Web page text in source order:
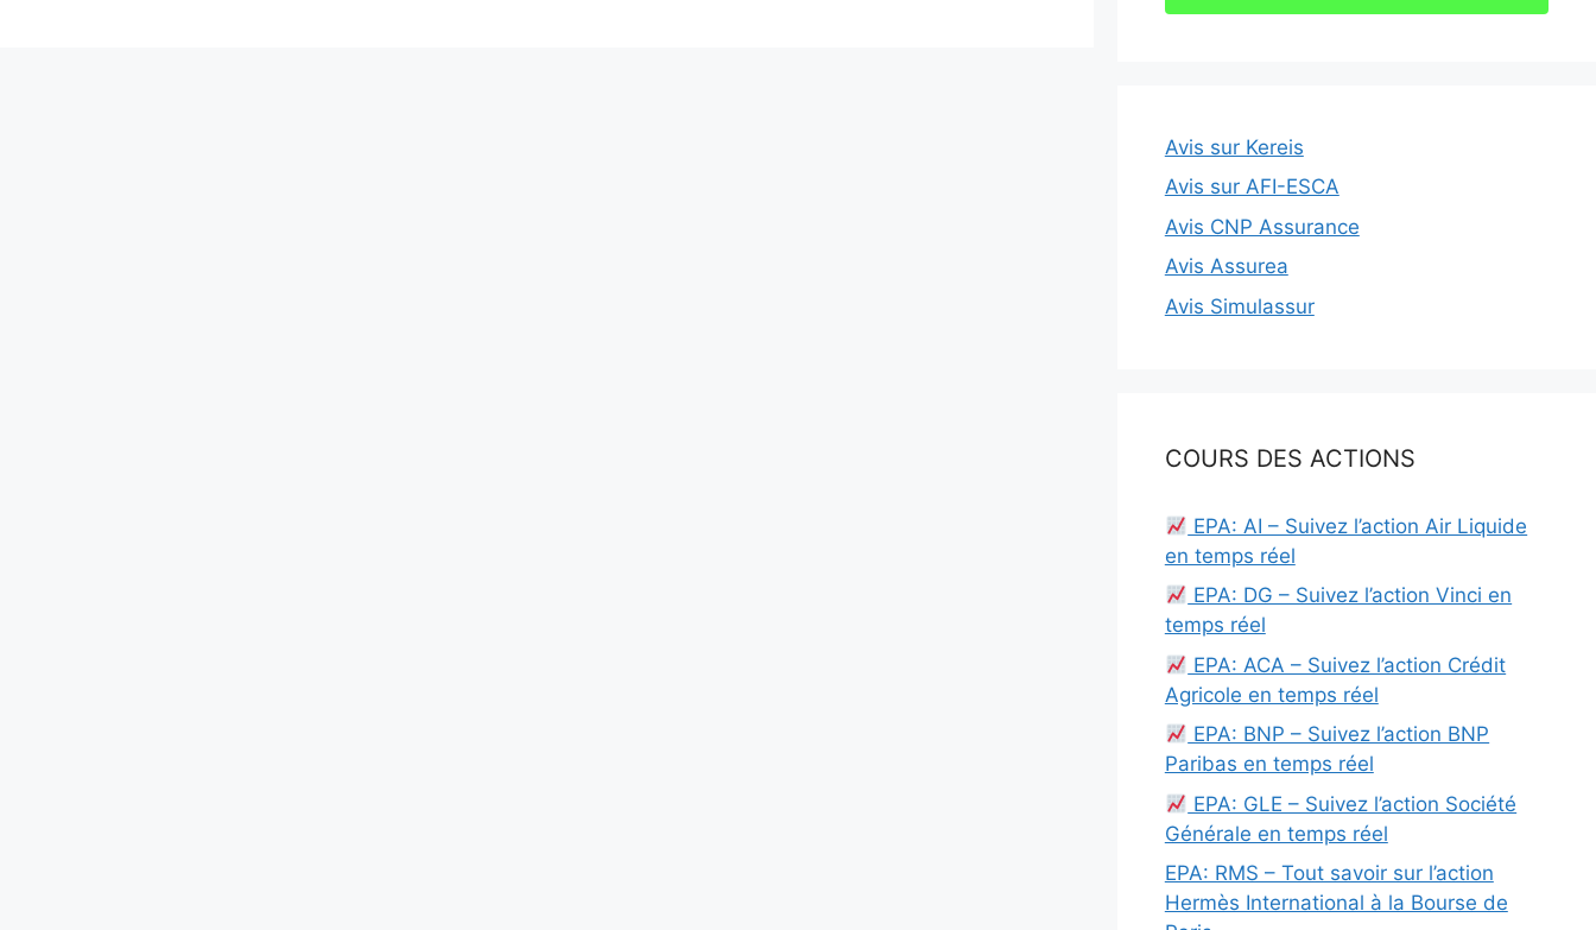
Avis sur Kereis
Avis sur AFI-ESCA
Avis CNP Assurance
Avis Assurea
Avis Simulassur
COURS DES ACTIONS
EPA: AI – Suivez l’action Air Liquide
en temps réel
EPA: DG – Suivez l’action Vinci en
temps réel
EPA: ACA – Suivez l’action Crédit
Agricole en temps réel
EPA: BNP – Suivez l’action BNP
Paribas en temps réel
EPA: GLE – Suivez l’action Société
Générale en temps réel
EPA: RMS – Tout savoir sur l’action
Hermès International à la Bourse de